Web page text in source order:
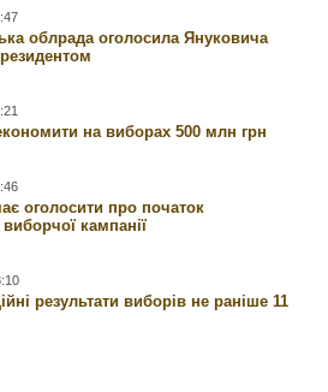
облрада оголосила Януковича
на виборах 500 млн грн
оголосити про початок
кампанії
результати виборів не раніше 11